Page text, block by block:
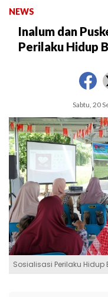
NEWS
Inalum dan
Perilaku Hidup
Sabtu, 20
Sosialisasi Perilaku Hidup